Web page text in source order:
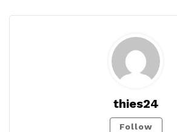
thies24
Follow